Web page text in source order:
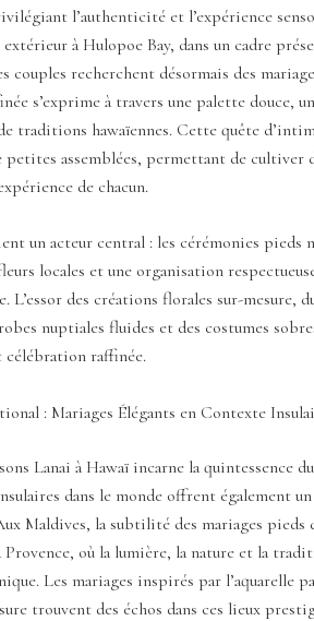
l’authenticité et l’expérience
extérieur à Hulopoe Bay, dans un cadre
couples recherchent désormais des
s’exprime à travers une palette douce,
traditions hawaïennes. Cette quête
petites assemblées, permettant de cultiver
de chacun.
un acteur central : les cérémonies pieds
locales et une organisation
L’essor des créations florales sur-mesure,
nuptiales fluides et des costumes
raffinée.
: Mariages Élégants en Contexte
Lanai à Hawaï incarne la quintessence
dans le monde offrent également
Maldives, la subtilité des mariages pieds
Provence, où la lumière, la nature et la
Les mariages inspirés par l’aquarelle
trouvent des échos dans ces lieux